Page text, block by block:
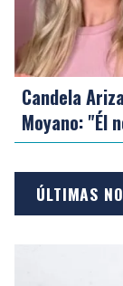
Candela
Moyano: "Él
ÚLTIMAS